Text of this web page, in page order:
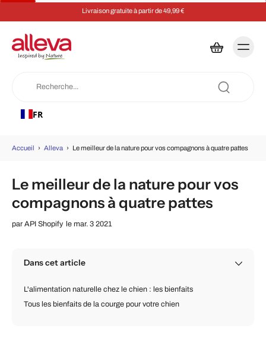
Livraison gratuite à partir de 49,99 €
FR
Accueil › Alleva › Le meilleur de la nature pour vos compagnons à quatre pattes
Le meilleur de la nature pour vos
compagnons à quatre pattes
par API Shopify le mar. 3 2021
Dans cet article
L'alimentation naturelle chez le chien : les bienfaits
Tous les bienfaits de la courge pour votre chien